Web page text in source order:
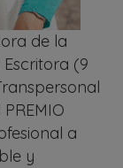
de la
(9
a
y